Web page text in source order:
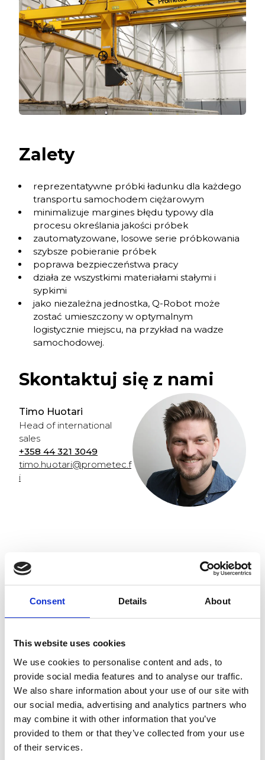
Consent Details About
This website uses cookies
We use cookies to personalise content and ads, to
provide social media features and to analyse our traffic.
We also share information about your use of our site with
our social media, advertising and analytics partners who
may combine it with other information that you’ve
provided to them or that they’ve collected from your use
of their services.
Zalety
reprezentatywne próbki ładunku dla każdego
transportu samochodem ciężarowym
minimalizuje margines błędu typowy dla
procesu określania jakości próbek
zautomatyzowane, losowe serie próbkowania
szybsze pobieranie próbek
poprawa bezpieczeństwa pracy
działa ze wszystkimi materiałami stałymi i
sypkimi
jako niezależna jednostka, Q-Robot może
zostać umieszczony w optymalnym
logistycznie miejscu, na przykład na wadze
samochodowej.
Skontaktuj się z nami
Timo Huotari
Head of international
sales
+358 44 321 3049
timo.huotari@prometec.f
i
Próbobiernia
półautomatyczna
dla każdego transportu
samochodem ciężarowym
Q-Drill: Półautomatyczny próbnik do biomasy (i
innych materiałów stałych)
Q-Drill to innowacyjny i wydajny półautomatyczny
próbnik, który wykorzystuje sprawdzoną
mechaniczną technologię automatycznego